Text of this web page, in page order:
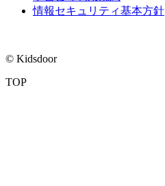
情報セキュリティ基本方針
© Kidsdoor
TOP